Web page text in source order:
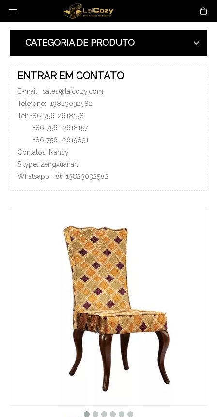
CATEGORIA DE PRODUTO
ENTRAR EM CONTATO
E-mail: sales@laicozy.com
Telefone: 13823032582
Tel: +86-756-2618158
+86-756- 2618157
+86-756- 2619831
Contatos: Nancy
Skype: zengxuanart
Whatsapp: +86 13823032582